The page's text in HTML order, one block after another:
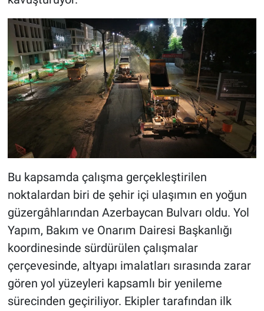
Bu kapsamda çalışma gerçekleştirilen
noktalardan biri de şehir içi ulaşımın en yoğun
güzergâhlarından Azerbaycan Bulvarı oldu. Yol
Yapım, Bakım ve Onarım Dairesi Başkanlığı
koordinesinde sürdürülen çalışmalar
çerçevesinde, altyapı imalatları sırasında zarar
gören yol yüzeyleri kapsamlı bir yenileme
sürecinden geçiriliyor. Ekipler tarafından ilk